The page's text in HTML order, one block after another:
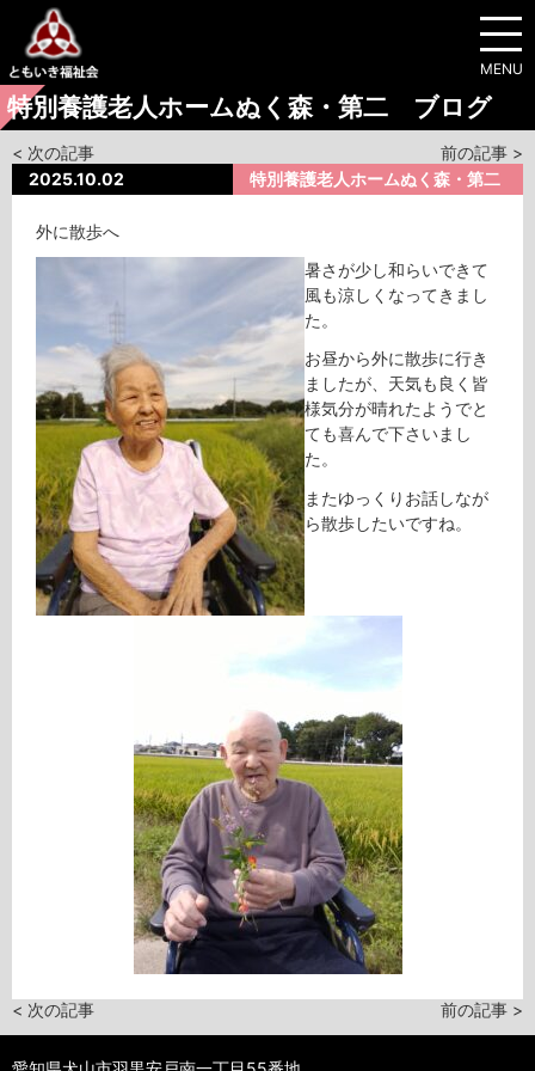
MENU
特別養護老人ホームぬく森・第二 ブログ
< 次の記事
前の記事 >
2025.10.02
特別養護老人ホームぬく森・第二
外に散歩へ
暑さが少し和らいできて
風も涼しくなってきまし
た。
お昼から外に散歩に行き
ましたが、天気も良く皆
様気分が晴れたようでと
ても喜んで下さいまし
た。
またゆっくりお話しなが
ら散歩したいですね。
< 次の記事 前の記事 >